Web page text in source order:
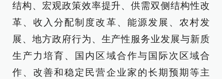
结构、宏观政策效率提升、供需双侧结构性改
革、收入分配制度改革、能源发展、农村发
展、地方政府行为、生产性服务业发展与新质
生产力培育、国内区域合作与国际次区域合
作、改善和稳定民营企业家的长期预期等主